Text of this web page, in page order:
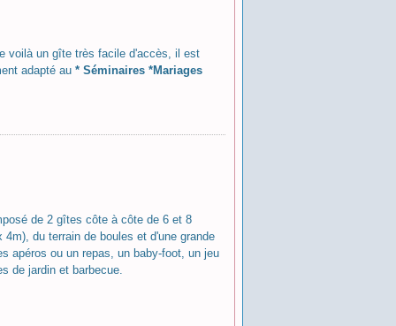
voilà un gîte très facile d'accès, il est
adapté au * Séminaires *Mariages
de 2 gîtes côte à côte de 6 et 8
du terrain de boules et d'une grande
apéros ou un repas, un baby-foot, un jeu
de jardin et barbecue.